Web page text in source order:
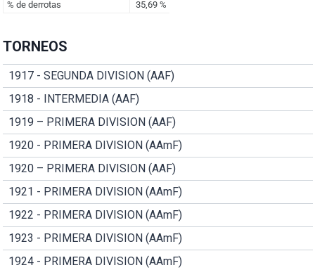
TORNEOS
1917 - SEGUNDA DIVISION (AAF)
1918 - INTERMEDIA (AAF)
1919 – PRIMERA DIVISION (AAF)
1920 - PRIMERA DIVISION (AAmF)
1920 – PRIMERA DIVISION (AAF)
1921 - PRIMERA DIVISION (AAmF)
1922 - PRIMERA DIVISION (AAmF)
1923 - PRIMERA DIVISION (AAmF)
1924 - PRIMERA DIVISION (AAmF)